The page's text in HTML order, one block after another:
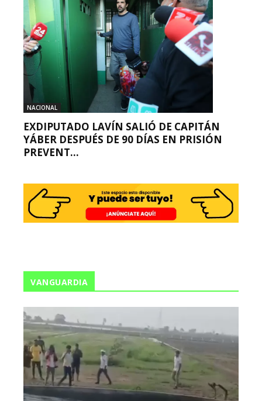
NACIONAL
EXDIPUTADO LAVÍN SALIÓ DE CAPITÁN
YÁBER DESPUÉS DE 90 DÍAS EN PRISIÓN
PREVENT...
VANGUARDIA